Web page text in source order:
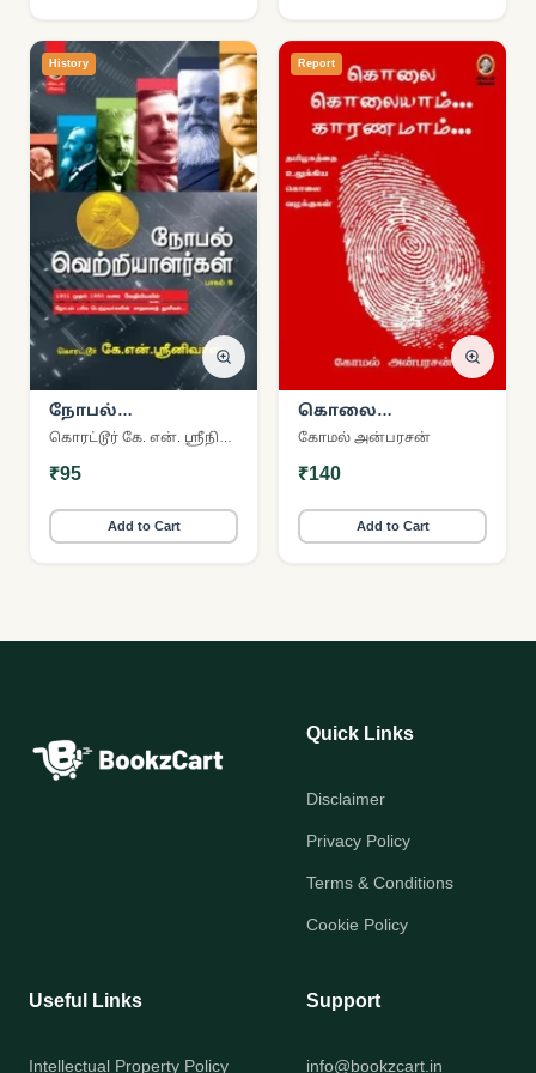
History
நோபல்
வெற்றியாளர்கள்
₹95
Add to Cart
Report
கொலை
கொலையாம்
கோமல் அன்பரசன்
₹140
Add to Cart
Quick Links
Disclaimer
Privacy Policy
Terms & Conditions
Cookie Policy
Useful Links
Intellectual Property Policy
Support
info@bookzcart.in